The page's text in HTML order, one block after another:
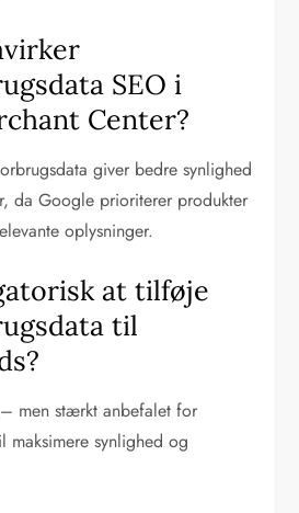
SEO i
Center?
giver bedre synlighed
da Google prioriterer produkter
oplysninger.
at tilføje
til
men stærkt anbefalet for
maksimere synlighed og